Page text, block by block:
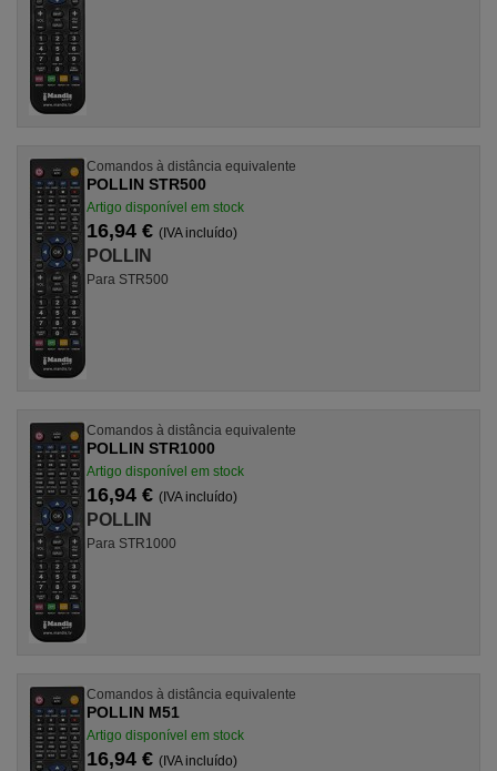
Comandos à distância equivalente
POLLIN STR500
Artigo disponível em stock
16,94 € (IVA incluído)
POLLIN
Para STR500
Comandos à distância equivalente
POLLIN STR1000
Artigo disponível em stock
16,94 € (IVA incluído)
POLLIN
Para STR1000
Comandos à distância equivalente
POLLIN M51
Artigo disponível em stock
16,94 € (IVA incluído)